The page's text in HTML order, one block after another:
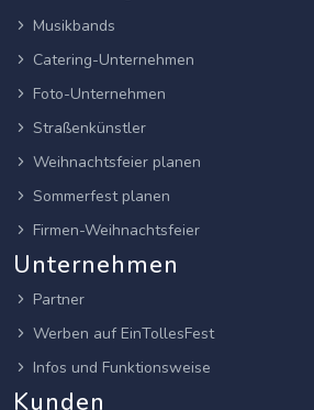
Musikbands
Catering-Unternehmen
Foto-Unternehmen
Straßenkünstler
Weihnachtsfeier planen
Sommerfest planen
Firmen-Weihnachtsfeier
Unternehmen
Partner
Werben auf EinTollesFest
Infos und Funktionsweise
Kunden